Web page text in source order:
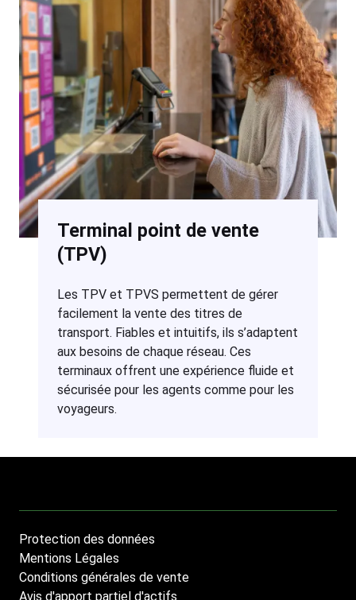
Terminal point de vente
(TPV)
Les TPV et TPVS permettent de gérer
facilement la vente des titres de
transport. Fiables et intuitifs, ils s’adaptent
aux besoins de chaque réseau. Ces
terminaux offrent une expérience fluide et
sécurisée pour les agents comme pour les
voyageurs.
Footer
menu
Protection des données
Mentions Légales
Conditions générales de vente
Avis d'apport partiel d'actifs